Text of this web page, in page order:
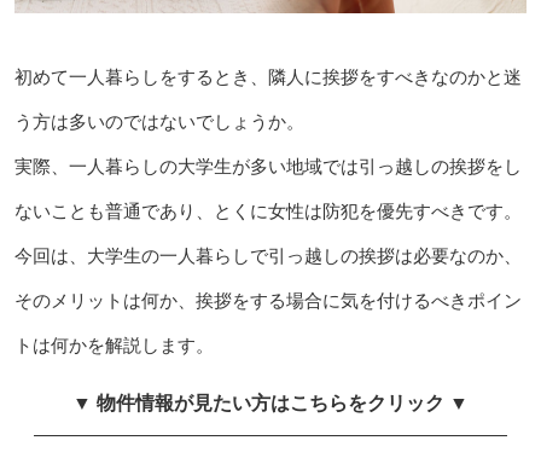
初めて一人暮らしをするとき、隣人に挨拶をすべきなのかと迷
う方は多いのではないでしょうか。
実際、一人暮らしの大学生が多い地域では引っ越しの挨拶をし
ないことも普通であり、とくに女性は防犯を優先すべきです。
今回は、大学生の一人暮らしで引っ越しの挨拶は必要なのか、
そのメリットは何か、挨拶をする場合に気を付けるべきポイン
トは何かを解説します。
▼ 物件情報が見たい方はこちらをクリック ▼